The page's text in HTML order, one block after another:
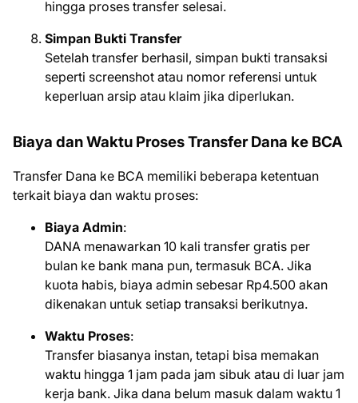
hingga proses transfer selesai.
Simpan Bukti Transfer
Setelah transfer berhasil, simpan bukti transaksi
seperti screenshot atau nomor referensi untuk
keperluan arsip atau klaim jika diperlukan.
Biaya dan Waktu Proses Transfer Dana ke BCA
Transfer Dana ke BCA memiliki beberapa ketentuan
terkait biaya dan waktu proses:
Biaya Admin:
DANA menawarkan 10 kali transfer gratis per
bulan ke bank mana pun, termasuk BCA. Jika
kuota habis, biaya admin sebesar Rp4.500 akan
dikenakan untuk setiap transaksi berikutnya.
Waktu Proses:
Transfer biasanya instan, tetapi bisa memakan
waktu hingga 1 jam pada jam sibuk atau di luar jam
kerja bank. Jika dana belum masuk dalam waktu 1